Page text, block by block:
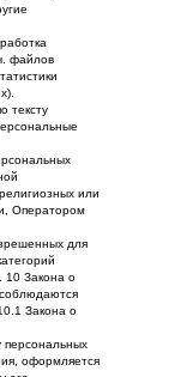
файлов
тексту
или
Оператором
для
10 Закона о
Закона о
персональных
оформляется